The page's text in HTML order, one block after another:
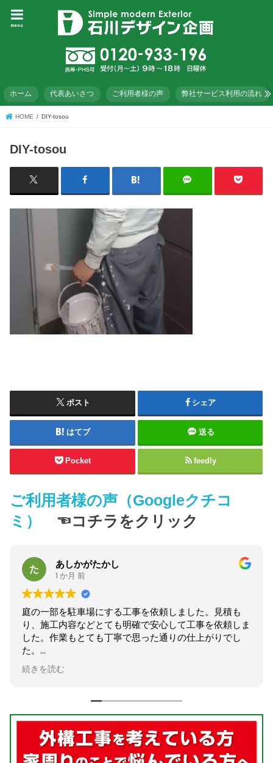
menu
ホーム 代表あいさつ ご利用者様の声 弊社サービス利用の流れ
HOME DIY-tosou
DIY-tosou
ポスト シェア
はてブ 送る
Pocket feedly
ご利用者様の声（Googleクチコ
ミ）
☜コチラをクリック
る工事を依頼しました。見積も
も明確で安心して工事を依頼しま
寧で思った通りの仕上がりでし
さはまです
庭のフェンスの張り
が、相談から施工ま
た。